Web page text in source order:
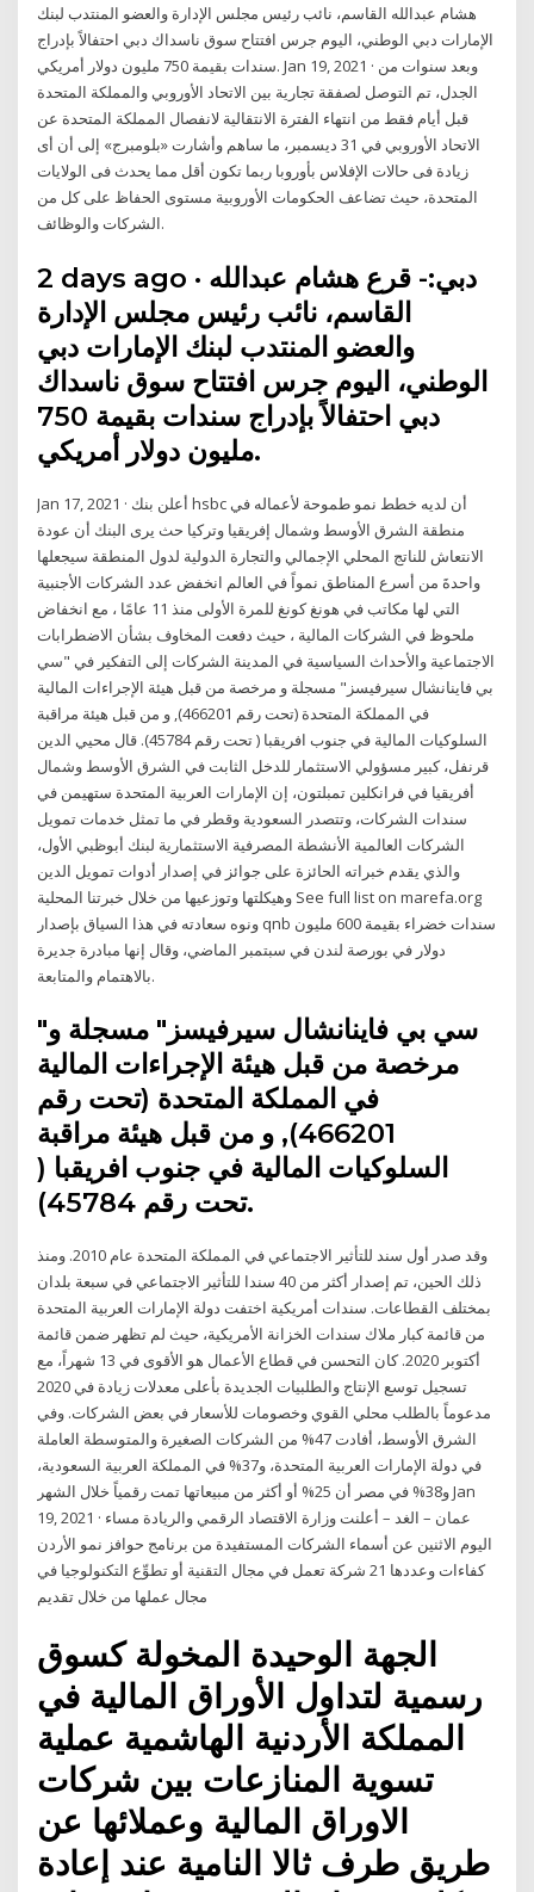
هشام عبدالله القاسم، نائب رئيس مجلس الإدارة والعضو المنتدب لبنك
الإمارات دبي الوطني، اليوم جرس افتتاح سوق ناسداك دبي احتفالاً بإدراج
سندات بقيمة 750 مليون دولار أمريكي. Jan 19, 2021 · وبعد سنوات من
الجدل، تم التوصل لصفقة تجارية بين الاتحاد الأوروبي والمملكة المتحدة
قبل أيام فقط من انتهاء الفترة الانتقالية لانفصال المملكة المتحدة عن
الاتحاد الأوروبي في 31 ديسمبر، ما ساهم وأشارت «بلومبرج» إلى أن أى
زيادة فى حالات الإفلاس بأوروبا ربما تكون أقل مما يحدث فى الولايات
المتحدة، حيث تضاعف الحكومات الأوروبية مستوى الحفاظ على كل من
الشركات والوظائف.
2 days ago · دبي:- قرع هشام عبدالله
القاسم، نائب رئيس مجلس الإدارة
والعضو المنتدب لبنك الإمارات دبي
الوطني، اليوم جرس افتتاح سوق ناسداك
دبي احتفالاً بإدراج سندات بقيمة 750
مليون دولار أمريكي.
Jan 17, 2021 · أعلن بنك hsbc أن لديه خطط نمو طموحة لأعماله في
منطقة الشرق الأوسط وشمال إفريقيا وتركيا حث يرى البنك أن عودة
الانتعاش للناتج المحلي الإجمالي والتجارة الدولية لدول المنطقة سيجعلها
واحدةَ من أسرع المناطق نمواً في العالم انخفض عدد الشركات الأجنبية
التي لها مكاتب في هونغ كونغ للمرة الأولى منذ 11 عامًا ، مع انخفاض
ملحوظ في الشركات المالية ، حيث دفعت المخاوف بشأن الاضطرابات
الاجتماعية والأحداث السياسية في المدينة الشركات إلى التفكير في "سي
بي فاينانشال سيرفيسز" مسجلة و مرخصة من قبل هيئة الإجراءات المالية
في المملكة المتحدة (تحت رقم 466201), و من قبل هيئة مراقبة
السلوكيات المالية في جنوب افريقبا ( تحت رقم 45784). قال محيي الدين
قرنفل، كبير مسؤولي الاستثمار للدخل الثابت في الشرق الأوسط وشمال
أفريقيا في فرانكلين تمبلتون، إن الإمارات العربية المتحدة ستهيمن في
سندات الشركات، وتتصدر السعودية وقطر في ما تمثل خدمات تمويل
الشركات العالمية الأنشطة المصرفية الاستثمارية لبنك أبوظبي الأول،
والذي يقدم خبراته الحائزة على جوائز في إصدار أدوات تمويل الدين
وهيكلتها وتوزعيها من خلال خبرتنا المحلية See full list on marefa.org
ونوه سعادته في هذا السياق بإصدار qnb سندات خضراء بقيمة 600 مليون
دولار في بورصة لندن في سبتمبر الماضي، وقال إنها مبادرة جديرة
بالاهتمام والمتابعة.
"سي بي فاينانشال سيرفيسز" مسجلة و
مرخصة من قبل هيئة الإجراءات المالية
في المملكة المتحدة (تحت رقم
466201), و من قبل هيئة مراقبة
السلوكيات المالية في جنوب افريقبا (
تحت رقم 45784).
وقد صدر أول سند للتأثير الاجتماعي في المملكة المتحدة عام 2010. ومنذ
ذلك الحين، تم إصدار أكثر من 40 سندا للتأثير الاجتماعي في سبعة بلدان
بمختلف القطاعات. سندات أمريكية اختفت دولة الإمارات العربية المتحدة
من قائمة كبار ملاك سندات الخزانة الأمريكية، حيث لم تظهر ضمن قائمة
أكتوبر 2020. كان التحسن في قطاع الأعمال هو الأقوى في 13 شهراً، مع
تسجيل توسع الإنتاج والطلبيات الجديدة بأعلى معدلات زيادة في 2020
مدعوماً بالطلب محلي القوي وخصومات للأسعار في بعض الشركات. وفي
الشرق الأوسط، أفادت 47% من الشركات الصغيرة والمتوسطة العاملة
في دولة الإمارات العربية المتحدة، و37% في المملكة العربية السعودية،
و38% في مصر أن 25% أو أكثر من مبيعاتها تمت رقمياً خلال الشهر Jan
19, 2021 · عمان – الغد – أعلنت وزارة الاقتصاد الرقمي والريادة مساء
اليوم الاثنين عن أسماء الشركات المستفيدة من برنامج حوافز نمو الأردن
كفاءات وعددها 21 شركة تعمل في مجال التقنية أو تطوِّع التكنولوجيا في
مجال عملها من خلال تقديم
الجهة الوحيدة المخولة كسوق
رسمية لتداول الأوراق المالية في
المملكة الأردنية الهاشمية عملية
تسوية المنازعات بين شركات
الاوراق المالية وعملائها عن
طريق طرف ثالا النامية عند إعادة